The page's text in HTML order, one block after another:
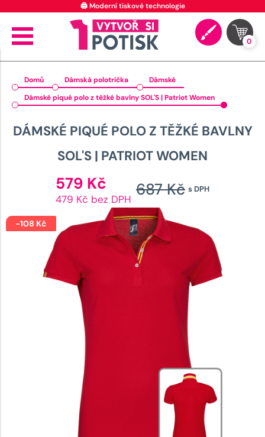
0
Domů Dámská polotrička
Dámské
Dámské piqué polo z těžké bavlny SOL'S | Patriot Women
DÁMSKÉ PIQUÉ POLO Z TĚŽKÉ BAVLNY
SOL'S | PATRIOT WOMEN
s DPH
687Kč
byla:
687 Kč.
579 Kč cena
je:
579 Kč.
479 Kč bez DPH
-108 Kč